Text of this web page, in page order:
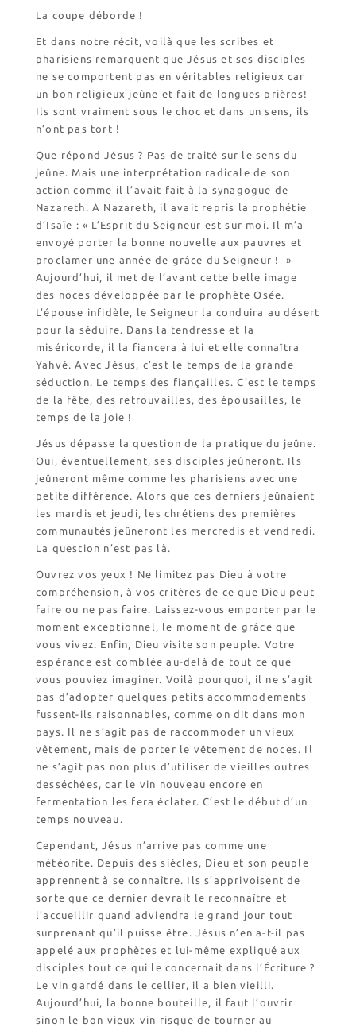
Nos emballages
Nos biscuits
Nos ingrédients
Prochains événements
Dernières conférences
Contact Accueil
Contact Boutique
Contact Communauté
Contact Biscuiterie
La coupe déborde !
Et dans notre récit, voilà que les scribes et
pharisiens remarquent que Jésus et ses disciples
ne se comportent pas en véritables religieux car
un bon religieux jeûne et fait de longues prières!
Ils sont vraiment sous le choc et dans un sens, ils
n’ont pas tort !
Que répond Jésus ? Pas de traité sur le sens du
jeûne. Mais une interprétation radicale de son
action comme il l’avait fait à la synagogue de
Nazareth. À Nazareth, il avait repris la prophétie
d’Isaïe : « L’Esprit du Seigneur est sur moi. Il m’a
envoyé porter la bonne nouvelle aux pauvres et
proclamer une année de grâce du Seigneur ! »
Aujourd’hui, il met de l’avant cette belle image
des noces développée par le prophète Osée.
L’épouse infidèle, le Seigneur la conduira au désert
pour la séduire. Dans la tendresse et la
miséricorde, il la fiancera à lui et elle connaîtra
Yahvé. Avec Jésus, c’est le temps de la grande
séduction. Le temps des fiançailles. C’est le temps
de la fête, des retrouvailles, des épousailles, le
temps de la joie !
Jésus dépasse la question de la pratique du jeûne.
Oui, éventuellement, ses disciples jeûneront. Ils
jeûneront même comme les pharisiens avec une
petite différence. Alors que ces derniers jeûnaient
les mardis et jeudi, les chrétiens des premières
communautés jeûneront les mercredis et vendredi.
La question n’est pas là.
Ouvrez vos yeux ! Ne limitez pas Dieu à votre
compréhension, à vos critères de ce que Dieu peut
faire ou ne pas faire. Laissez-vous emporter par le
moment exceptionnel, le moment de grâce que
vous vivez. Enfin, Dieu visite son peuple. Votre
espérance est comblée au-delà de tout ce que
vous pouviez imaginer. Voilà pourquoi, il ne s’agit
pas d’adopter quelques petits accommodements
fussent-ils raisonnables, comme on dit dans mon
pays. Il ne s’agit pas de raccommoder un vieux
vêtement, mais de porter le vêtement de noces. Il
ne s’agit pas non plus d’utiliser de vieilles outres
desséchées, car le vin nouveau encore en
fermentation les fera éclater. C’est le début d’un
temps nouveau.
Cependant, Jésus n’arrive pas comme une
météorite. Depuis des siècles, Dieu et son peuple
apprennent à se connaître. Ils s’apprivoisent de
sorte que ce dernier devrait le reconnaître et
l’accueillir quand adviendra le grand jour tout
surprenant qu’il puisse être. Jésus n’en a-t-il pas
appelé aux prophètes et lui-même expliqué aux
disciples tout ce qui le concernait dans l’Écriture ?
Le vin gardé dans le cellier, il a bien vieilli.
Aujourd’hui, la bonne bouteille, il faut l’ouvrir
sinon le bon vieux vin risque de tourner au